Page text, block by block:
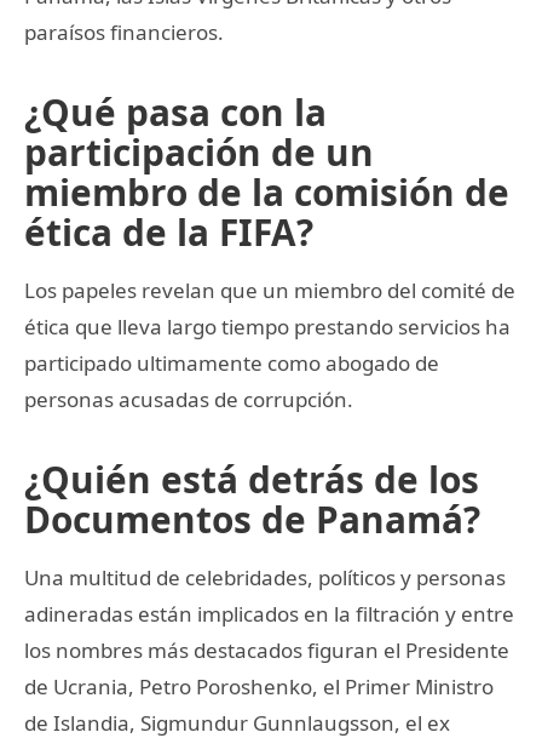
paraísos financieros.
¿Qué pasa con la
participación de un
miembro de la comisión de
ética de la FIFA?
Los papeles revelan que un miembro del comité de
ética que lleva largo tiempo prestando servicios ha
participado ultimamente como abogado de
personas acusadas de corrupción.
¿Quién está detrás de los
Documentos de Panamá?
Una multitud de celebridades, políticos y personas
adineradas están implicados en la filtración y entre
los nombres más destacados figuran el Presidente
de Ucrania, Petro Poroshenko, el Primer Ministro
de Islandia, Sigmundur Gunnlaugsson, el ex